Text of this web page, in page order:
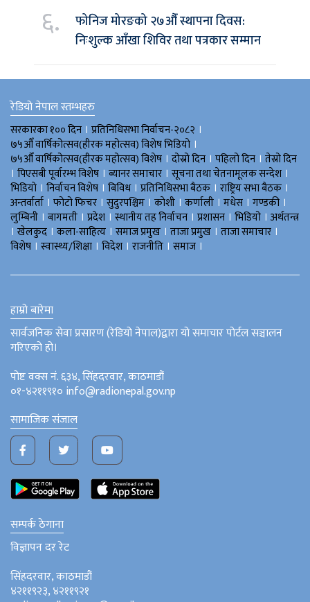
६.
फोनिज मोरङको २७औँ स्थापना दिवस:
निःशुल्क आँखा शिविर तथा पत्रकार सम्मान
रेडियो नेपाल स्तम्भहरु
सरकारका १०० दिन । प्रतिनिधिसभा निर्वाचन-२०८२ ।
७५औँ वार्षिकोत्सव(हीरक महोत्सव) विशेष भिडियाे ।
७५औँ वार्षिकोत्सव(हीरक महोत्सव) विशेष । दोस्रो दिन । पहिलो दिन । तेस्रो दिन
। पिएसबी पूर्वारम्भ विशेष । ब्यानर समाचार । सूचना तथा चेतनामूलक सन्देश ।
भिडियाे । निर्वाचन विशेष । बिविध। प्रतिनिधिसभा बैठक । राष्ट्रिय सभा बैठक ।
अन्तर्वार्ता । फोटो फिचर । सुदुरपश्चिम । काेशी । कर्णाली । मधेस । गण्डकी ।
लुम्बिनी । बागमती । प्रदेश । स्थानीय तह निर्वाचन । प्रशासन । भिडियो । अर्थतन्त्र
। खेलकुद । कला-साहित्य । समाज प्रमुख । ताजा प्रमुख । ताजा समाचार ।
विशेष । स्वास्थ्य/शिक्षा । विदेश । राजनीति । समाज ।
हाम्रो बारेमा
सार्वजनिक सेवा प्रसारण (रेडियो नेपाल)द्वारा यो समाचार पोर्टल सञ्चालन
गरिएको हो।
पोष्ट वक्स नं. ६३४, सिंहदरवार, काठमाडौं
०१-४२११९१० info@radionepal.gov.np
सामाजिक संजाल
सम्पर्क ठेगाना
विज्ञापन दर रेट
सिंहदरवार, काठमाडौं
४२११९२३, ४२११९२१